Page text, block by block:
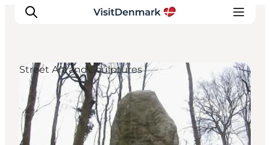
Inspirations
Destinations
Quoi faire
Street Art and Sculptures